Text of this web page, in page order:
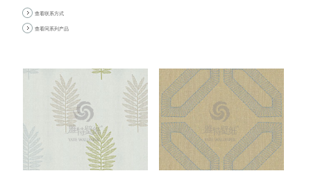
查看联系方式
查看同系列产品